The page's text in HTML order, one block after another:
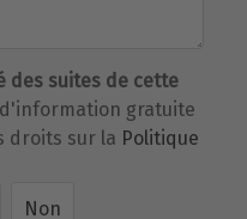
des suites de cette
gratuite
droits sur la Politique
Non